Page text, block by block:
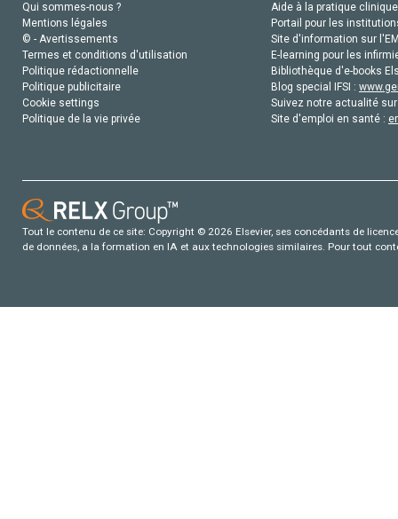
Qui sommes-nous ?
Mentions légales
© - Avertissements
Termes et conditions d'utilisation
Politique rédactionnelle
Politique publicitaire
Cookie settings
Politique de la vie privée
Aide à la pratique
Portail pour les
Site d'information sur
E-learning pour les
Bibliothèque d'e-books
Blog special IFSI :
Suivez notre actualité
Site d'emploi en santé :
Tout le contenu de ce site: Copyright © 2026 Elsevier, ses concédants de
de données, a la formation en IA et aux technologies similaires. Pour tout